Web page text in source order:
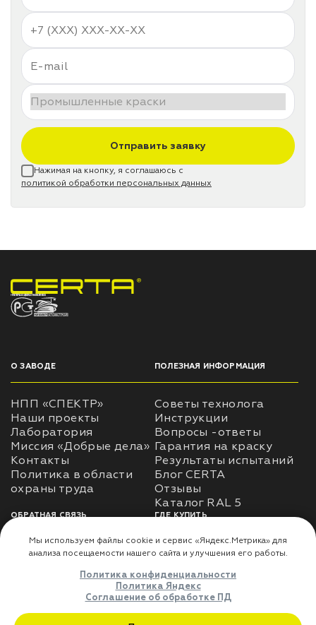
Отправить заявку
Нажимая на кнопку, я соглашаюсь с
политикой обработки персональных данных
НПП «СПЕКТР» ЗАВОД ЛАКОКРАСОЧНЫХ МАТЕРИАЛОВ
О ЗАВОДЕ
НПП «СПЕКТР»
Наши проекты
Лаборатория
Миссия «Добрые дела»
Контакты
Политика в области
ПОЛЕЗНАЯ ИНФОРМАЦИЯ
Советы технолога
Инструкции
Вопросы -ответы
Гарантия на краску
Результаты испытаний
Блог CERTA
Отзывы
Каталог RAL 5
ОБРАТНАЯ СВЯЗЬ
Использование
использования личных
Оферта
ГДЕ КУПИТЬ
Доставка
Где купить